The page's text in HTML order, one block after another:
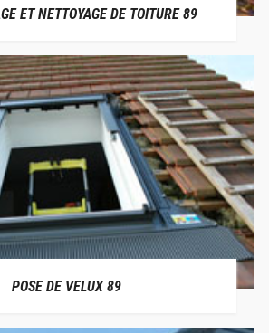
ET NETTOYAGE DE TOITURE 89
POSE DE VELUX 89